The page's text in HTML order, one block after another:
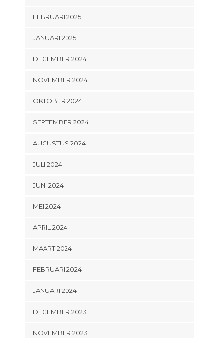
FEBRUARI 2025
JANUARI 2025
DECEMBER 2024
NOVEMBER 2024
OKTOBER 2024
SEPTEMBER 2024
AUGUSTUS 2024
JULI 2024
JUNI 2024
MEI 2024
APRIL 2024
MAART 2024
FEBRUARI 2024
JANUARI 2024
DECEMBER 2023
NOVEMBER 2023